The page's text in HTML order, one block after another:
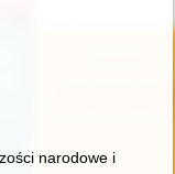
(1531-1848)
narodowe i